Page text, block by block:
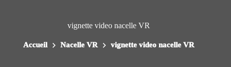
vignette video nacelle VR
Accueil Nacelle VR vignette video nacelle VR